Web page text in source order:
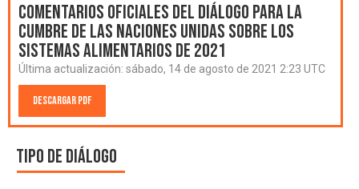
Comentarios oficiales del Diálogo para la
Cumbre de las Naciones Unidas sobre los
Sistemas Alimentarios de 2021
Última actualización: sábado, 14 de agosto de 2021 2:23 UTC
Descargar PDF
Tipo de diálogo